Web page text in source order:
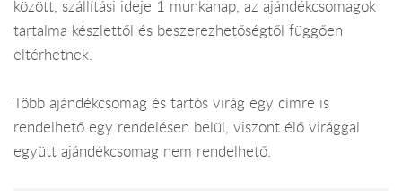
között, szállítási ideje 1 munkanap, az ajándékcsomagok
tartalma készlettől és beszerezhetőségtől függően
eltérhetnek.
Több ajándékcsomag és tartós virág egy címre is
rendelhető egy rendelésen belül, viszont élő virággal
együtt ajándékcsomag nem rendelhető.